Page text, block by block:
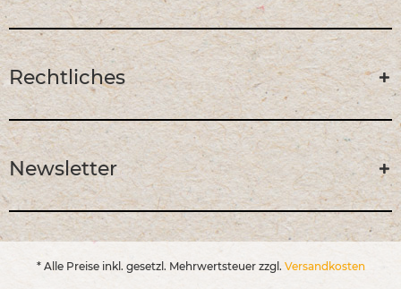
Rechtliches
Newsletter
* Alle Preise inkl. gesetzl. Mehrwertsteuer zzgl. Versandkosten